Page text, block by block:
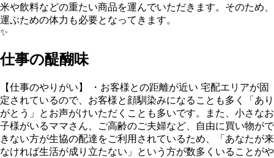
米や飲料などの重たい商品を運んでいただきます。そのため、
運ぶための体力も必要となってきます。
✨
仕事の醍醐味
【仕事のやりがい】 ・お客様との距離が近い 宅配エリアが固
定されているので、お客様と顔馴染みになることも多く「あり
がとう」とお声がけいただくことも多いです。また、小さなお
子様がいるママさん、ご高齢のご夫婦など、自由に買い物がで
きない方が生協の配達をご利用されているため、「あなたが来
なければ生活が成り立たない」という方が数多くいることがや